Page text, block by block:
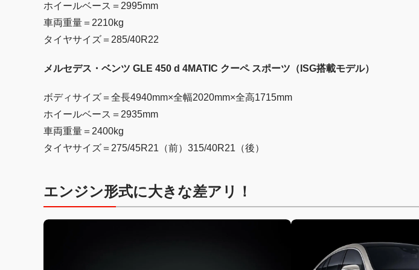
ホイールベース＝2995mm
車両重量＝2210kg
タイヤサイズ＝285/40R22
メルセデス・ベンツ GLE 450 d 4MATIC クーペ スポーツ（ISG搭載モデル）
ボディサイズ＝全長4940mm×全幅2020mm×全高1715mm
ホイールベース＝2935mm
車両重量＝2400kg
タイヤサイズ＝275/45R21（前）315/40R21（後）
エンジン形式に大きな差アリ！